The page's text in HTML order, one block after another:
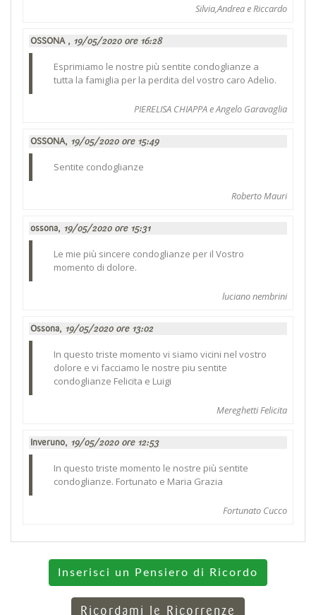
Silvia,Andrea e Riccardo
OSSONA , 19/05/2020 ore 16:28
Esprimiamo le nostre più sentite condoglianze a
tutta la famiglia per la perdita del vostro caro Adelio.
PIERELISA CHIAPPA e Angelo Garavaglia
OSSONA, 19/05/2020 ore 15:49
Sentite condoglianze
Roberto Mauri
ossona, 19/05/2020 ore 15:31
Le mie più sincere condoglianze per il Vostro
momento di dolore.
luciano nembrini
Ossona, 19/05/2020 ore 13:02
In questo triste momento vi siamo vicini nel vostro
dolore e vi facciamo le nostre piu sentite
condoglianze Felicita e Luigi
Mereghetti Felicita
Inveruno, 19/05/2020 ore 12:53
In questo triste momento le nostre più sentite
condoglianze. Fortunato e Maria Grazia
Fortunato Cucco
Inserisci un Pensiero di Ricordo
Ricordami le Ricorrenze